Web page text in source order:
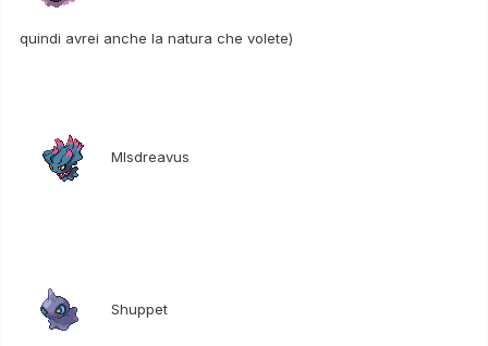
quindi avrei anche la natura che volete)
MIsdreavus
Shuppet